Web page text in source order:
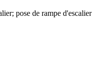
pose de rampe d'escalier